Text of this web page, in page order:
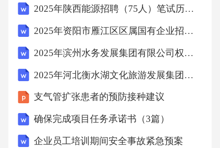
小组职责领导小组在数据泄露预警与紧急响应
中扮演着核心角色，其职责制定预案：负责制
定和完善数据泄露预警与紧急响应预案，保证
预案的全面性和可操作性。组织协调：协调各
部门、各层级人员，保证响应的及时性和有效
性。决策指挥：在发生时，根据预案做出快速
决策，指导各部门开展应急响应工作。资源调
配：统筹调配应急资源，包括人力、物力、财
2025年陕西能源招聘（75人）笔试历年典型考点题库附带答案详解
2025年资阳市雁江区区属国有企业招聘（8人）笔试历年典型考点题库附带答案详解
2025年滨州水务发展集团有限公司权属公司公开招聘国有企业工作人员（13人）笔试历年典型考点题库附带答案详解
2025年河北衡水湖文化旅游发展集团有限公司岗位招聘15人笔试历年典型考点题库附带答案详解
支气管扩张患者的预防接种建议
确保完成项目任务承诺书（3篇）
企业员工培训期间安全事故紧急预案